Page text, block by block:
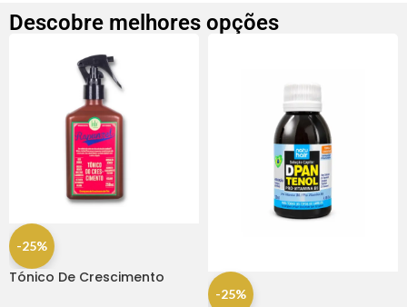
Descobre melhores opções
-25%
Tónico De Crescimento
-25%